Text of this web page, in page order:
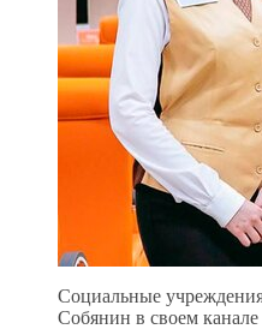
Социальные
Собянин в своем